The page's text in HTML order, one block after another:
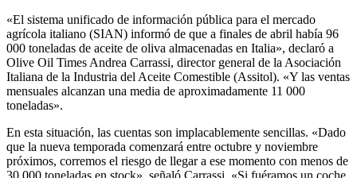
«El sistema unificado de información pública para el mercado
agrícola italiano (SIAN) informó de que a finales de abril había 96
000 toneladas de aceite de oliva almacenadas en Italia», declaró a
Olive Oil Times Andrea Carrassi, director general de la Asociación
Italiana de la Industria del Aceite Comestible (Assitol). «Y las ventas
mensuales alcanzan una media de aproximadamente 11 000
toneladas».
En esta situación, las cuentas son implacablemente sencillas. «Dado
que la nueva temporada comenzará entre octubre y noviembre
próximos, corremos el riesgo de llegar a ese momento con menos de
30 000 toneladas en stock», señaló Carrassi. «Si fuéramos un coche,